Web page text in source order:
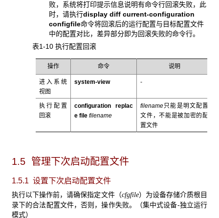
败，系统将打印提示信息说明有命令行回滚失败，此
时，请执行display diff current-configuration
configfile命令将回滚后的运行配置与目标配置文件
中的配置对比，差异部分即为回滚失败的命令行。
表1-10 执行配置回滚
操作 命令 说明
进入系统
视图
system-view -
执行配置
回滚
configuration replac
e file filename
filename只能是明文配置
文件，不能是被加密的配
置文件
1.5 管理下次启动配置文件
1.5.1 设置下次启动配置文件
执行以下操作前，请确保指定文件（cfgfile）为设备存储介质根目
录下的合法配置文件，否则，操作失败。（集中式设备-独立运行
模式）